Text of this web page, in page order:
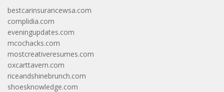
bestcarinsurancewsa.com
complidia.com
eveningupdates.com
mcochacks.com
mostcreativeresumes.com
oxcarttavern.com
riceandshinebrunch.com
shoesknowledge.com